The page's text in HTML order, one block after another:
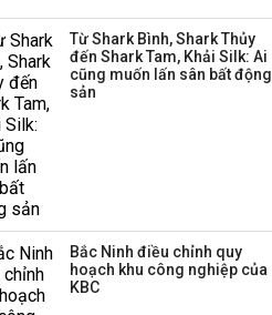
Công ty 100 tỷ của
Huấn Hoa Hồng bỗng
dưng ‘biến mất’, một
Từ Shark Bình, Shark Thủy
đến Shark Tam, Khải Silk: Ai
cũng muốn lấn sân bất động
sản
Bắc Ninh điều chỉnh quy
hoạch khu công nghiệp của
KBC